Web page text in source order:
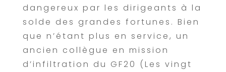
dangereux par les dirigeants à la
solde des grandes fortunes. Bien
que n’étant plus en service, un
ancien collègue en mission
d’infiltration du GF20 (Les vingt